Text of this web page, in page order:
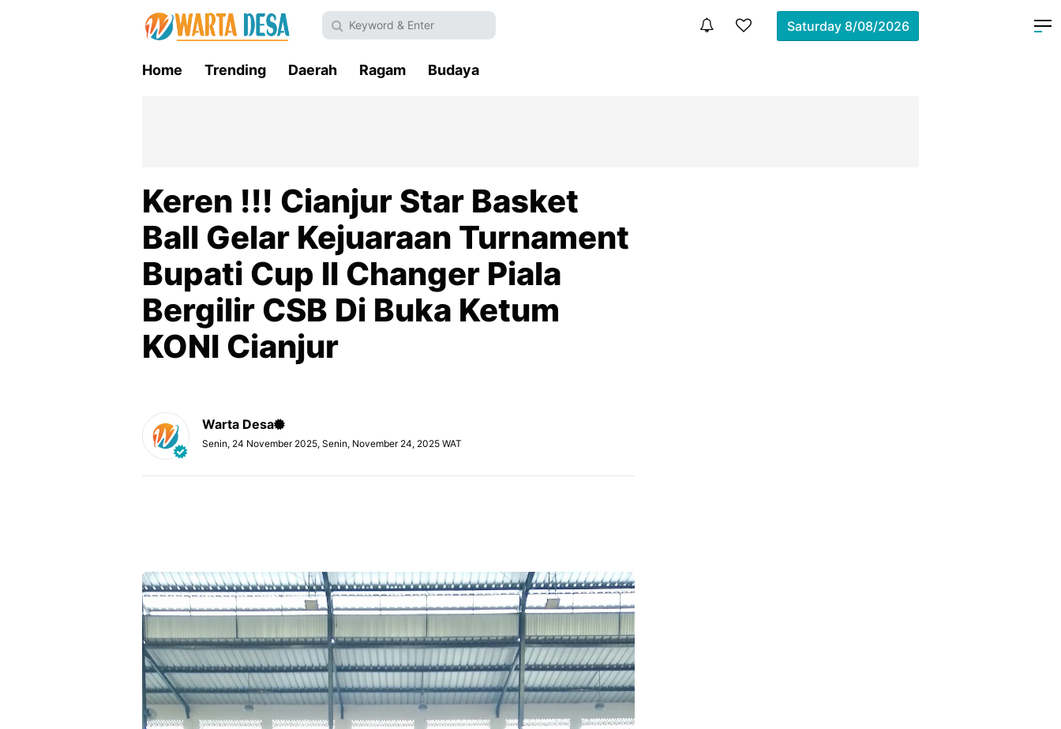
Saturday 8/08/2026
Home Trending Daerah Ragam Budaya
Keren !!! Cianjur Star Basket
Ball Gelar Kejuaraan Turnament
Bupati Cup II Changer Piala
Bergilir CSB Di Buka Ketum
KONI Cianjur
Warta Desa
Senin, 24 November 2025, Senin, November 24, 2025 WAT